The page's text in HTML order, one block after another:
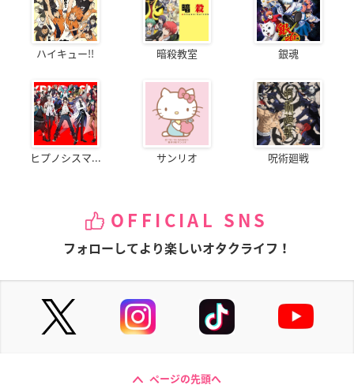
ハイキュー!! 暗殺教室 銀魂
ヒプノシスマ... サンリオ 呪術廻戦
OFFICIAL SNS
フォローしてより楽しいオタクライフ！
ページの先頭へ